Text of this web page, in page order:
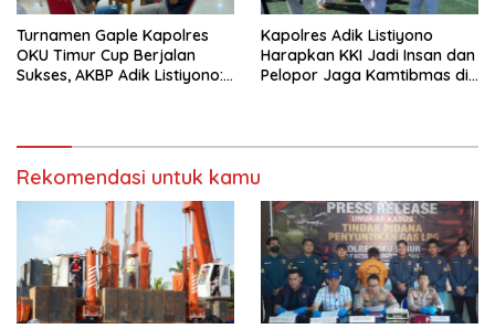
Turnamen Gaple Kapolres
OKU Timur Cup Berjalan
Sukses, AKBP Adik Listiyono:
Kapolres Adik Listiyono
Harapkan KKI Jadi Insan dan
Pelopor Jaga Kamtibmas di
Rekomendasi untuk kamu